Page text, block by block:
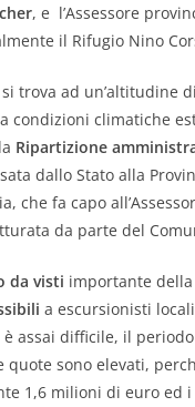
, e l’Assessore
il Rifugio Nino
trova ad un’altitudine
condizioni climatiche
Ripartizione
dallo Stato alla
che fa capo
da parte del
da visti importante
a escursionisti
assai difficile, il
sono elevati,
1,6 milioni di euro